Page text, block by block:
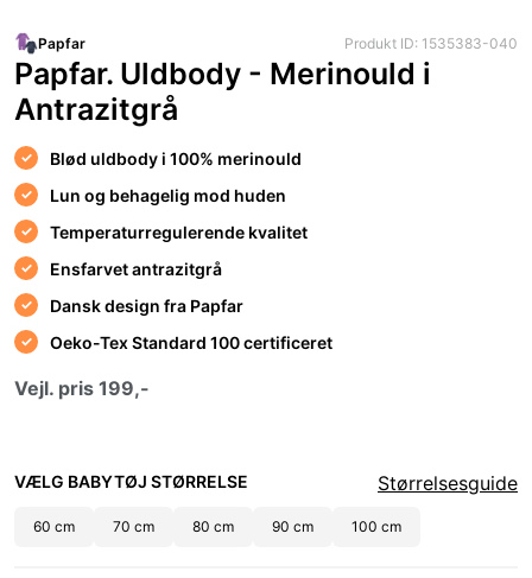
Papfar Produkt ID: 1535383-040
Papfar. Uldbody - Merinould i
Antrazitgrå
Blød uldbody i 100% merinould
Lun og behagelig mod huden
Temperaturregulerende kvalitet
Ensfarvet antrazitgrå
Dansk design fra Papfar
Oeko-Tex Standard 100 certificeret
Vejl. pris 199,-
VÆLG BABYTØJ STØRRELSE Størrelsesguide
60 cm 70 cm 80 cm 90 cm 100 cm